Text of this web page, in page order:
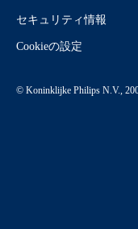
セキュリティ情報
Cookieの設定
© Koninklijke Philips N.V.,